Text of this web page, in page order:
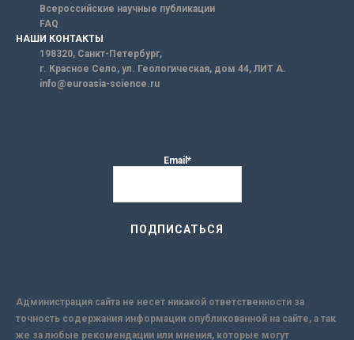
Всероссийские научные публикации
FAQ
НАШИ КОНТАКТЫ
198320, Санкт-Петербург,
г. Красное Село, ул. Геологическая, дом 44, ЛИТ А.
info@euroasia-science.ru
Email*
Администрация сайта не несет никакой ответственности за
точность содержания информации опубликованной на сайте, а так
же за любые рекомендации или мнения, которые могут